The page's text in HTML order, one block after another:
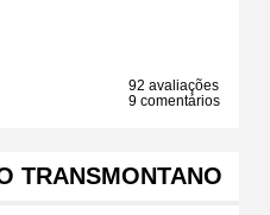
92 avaliações
9 comentários
TRANSMONTANO